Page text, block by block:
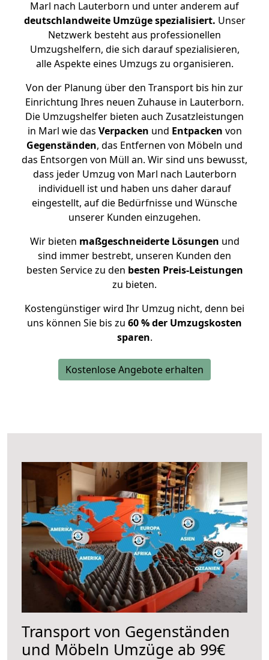
Marl nach Lauterborn und unter anderem auf
deutschlandweite Umzüge spezialisiert. Unser
Netzwerk besteht aus professionellen
Umzugshelfern, die sich darauf spezialisieren,
alle Aspekte eines Umzugs zu organisieren.
Von der Planung über den Transport bis hin zur
Einrichtung Ihres neuen Zuhause in Lauterborn.
Die Umzugshelfer bieten auch Zusatzleistungen
in Marl wie das Verpacken und Entpacken von
Gegenständen, das Entfernen von Möbeln und
das Entsorgen von Müll an. Wir sind uns bewusst,
dass jeder Umzug von Marl nach Lauterborn
individuell ist und haben uns daher darauf
eingestellt, auf die Bedürfnisse und Wünsche
unserer Kunden einzugehen.
Wir bieten maßgeschneiderte Lösungen und
sind immer bestrebt, unseren Kunden den
besten Service zu den besten Preis-Leistungen
zu bieten.
Kostengünstiger wird Ihr Umzug nicht, denn bei
uns können Sie bis zu 60 % der Umzugskosten
sparen.
Kostenlose Angebote erhalten
Transport von Gegenständen
und Möbeln Umzüge ab 99€